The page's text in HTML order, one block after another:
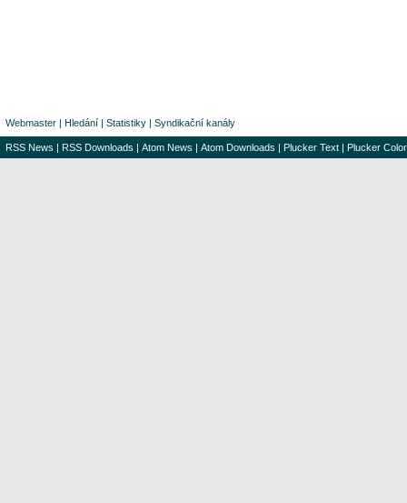
Webmaster | Hledání | Statistiky | Syndikační kanály
RSS News | RSS Downloads | Atom News | Atom Downloads | Plucker Text | Plucker Color